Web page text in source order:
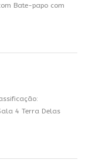
Bate-papo com
4 Terra Delas